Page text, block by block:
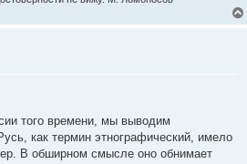
того времени, мы выводим
как термин этнографический, имело
В обширном смысле оно обнимает